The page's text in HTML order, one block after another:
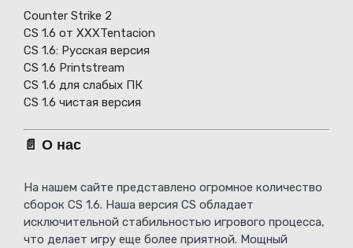
Counter Strike 2
CS 1.6 от XXXTentacion
СS 1.6: Русская версия
CS 1.6 Printstream
CS 1.6 для слабых ПК
CS 1.6 чистая версия
📄 О нас
На нашем сайте представлено огромное количество
сборок CS 1.6. Наша версия CS обладает
исключительной стабильностью игрового процесса,
что делает игру еще более приятной. Мощный